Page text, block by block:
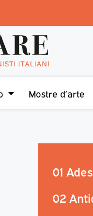
Mostre d’arte
01
02